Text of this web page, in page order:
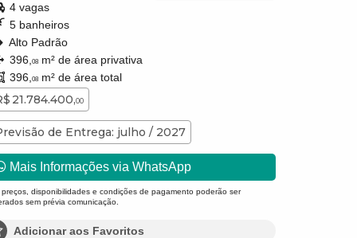
4 vagas
5 banheiros
Alto Padrão
396, 08 m² de área privativa
396, 08 m² de área total
21.784.400,00
de Entrega: julho / 2027
Mais Informações via WhatsApp
preços, disponibilidades e condições de pagamento poderão ser
sem prévia comunicação.
Adicionar aos Favoritos